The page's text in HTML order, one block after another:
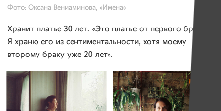
Фото: Оксана Вениаминова, «Имена»
Хранит платье 30 лет. «Это платье от первого брака.
Я храню его из сентиментальности, хотя моему
второму браку уже 20 лет».